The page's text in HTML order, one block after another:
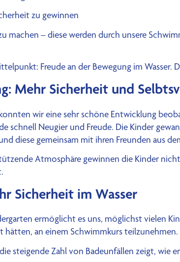
zu gewinnen
– diese werden durch unsere
Freude an der Bewegung im Wasser.
Mehr Sicherheit und
wir eine sehr schöne Entwicklung
schnell Neugier und Freude. Die Kinder
diese gemeinsam mit ihren Freunden aus
Atmosphäre gewinnen die Kinder
Sicherheit im Wasser
ermöglicht es uns, möglichst vielen
an einem Schwimmkurs teilzunehmen.
steigende Zahl von Badeunfällen zeigt,